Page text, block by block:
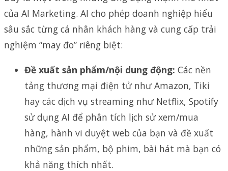
của AI Marketing. AI cho phép doanh nghiệp hiểu
sâu sắc từng cá nhân khách hàng và cung cấp trải
nghiệm “may đo” riêng biệt:
Đề xuất sản phẩm/nội dung động: Các nền
tảng thương mại điện tử như Amazon, Tiki
hay các dịch vụ streaming như Netflix, Spotify
sử dụng AI để phân tích lịch sử xem/mua
hàng, hành vi duyệt web của bạn và đề xuất
những sản phẩm, bộ phim, bài hát mà bạn có
khả năng thích nhất.